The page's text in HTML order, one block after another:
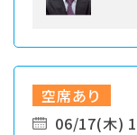
空席あり
06/17(木)